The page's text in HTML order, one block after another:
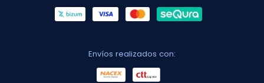
Envíos realizados con: